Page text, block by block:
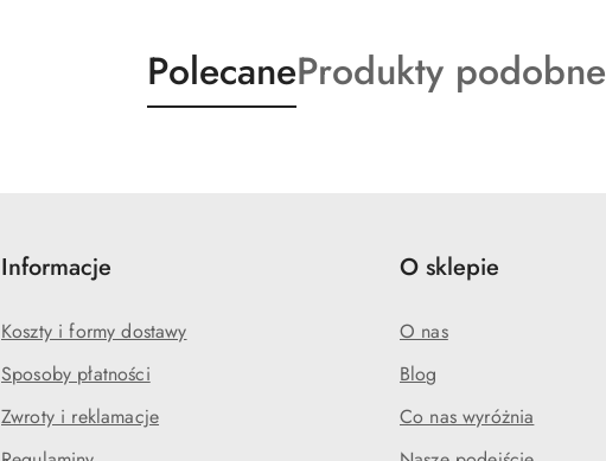
Produkty
o
PolecaneProdukty
o
Produkty podobne
Informacje
Koszty i formy dostawy
Sposoby płatności
Zwroty i reklamacje
O sklepie
O nas
Blog
Co nas wyróżnia